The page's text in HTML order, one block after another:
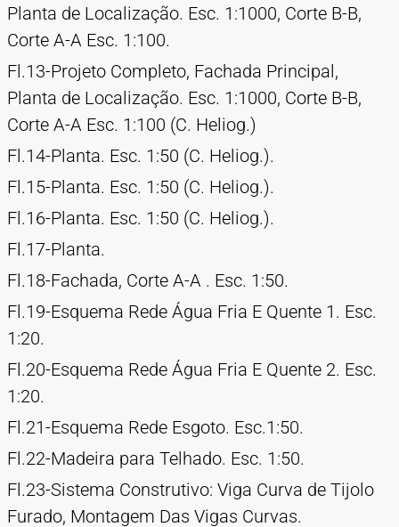
Planta de Localização. Esc. 1:1000, Corte B-B,
Corte A-A Esc. 1:100.
Fl.13-Projeto Completo, Fachada Principal,
Planta de Localização. Esc. 1:1000, Corte B-B,
Corte A-A Esc. 1:100 (C. Heliog.)
Fl.14-Planta. Esc. 1:50 (C. Heliog.).
Fl.15-Planta. Esc. 1:50 (C. Heliog.).
Fl.16-Planta. Esc. 1:50 (C. Heliog.).
Fl.17-Planta.
Fl.18-Fachada, Corte A-A . Esc. 1:50.
Fl.19-Esquema Rede Água Fria E Quente 1. Esc.
1:20.
Fl.20-Esquema Rede Água Fria E Quente 2. Esc.
1:20.
Fl.21-Esquema Rede Esgoto. Esc.1:50.
Fl.22-Madeira para Telhado. Esc. 1:50.
Fl.23-Sistema Construtivo: Viga Curva de Tijolo
Furado, Montagem Das Vigas Curvas.